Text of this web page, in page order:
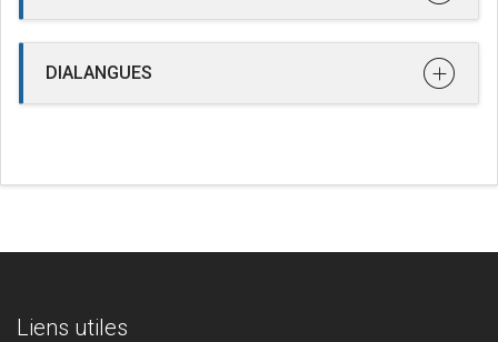
DIALANGUES
Liens utiles